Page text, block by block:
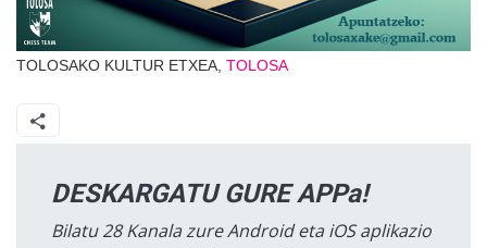
TOLOSAKO KULTUR ETXEA, TOLOSA
DESKARGATU GURE APPa!
Bilatu 28 Kanala zure Android eta iOS aplikazio